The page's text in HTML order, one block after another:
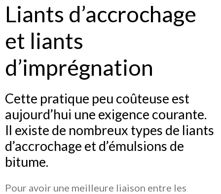
Liants d’accrochage
et liants
d’imprégnation
Cette pratique peu coûteuse est
aujourd’hui une exigence courante.
Il existe de nombreux types de liants
d’accrochage et d’émulsions de
bitume.
Pour avoir une meilleure liaison entre les